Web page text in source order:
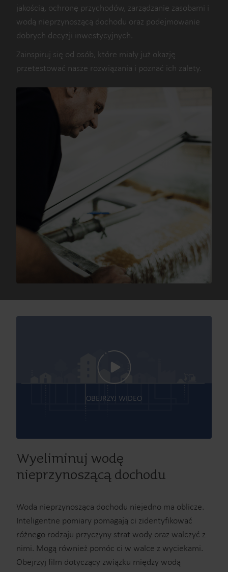
jakością, ochronę przychodów, zarządzanie zasobami i
wodą nieprzynoszącą dochodu oraz podejmowanie
dobrych decyzji inwestycyjnych.
Zainspiruj się od osób, które miały już okazję
przetestować nasze rozwiązania i poznać ich zalety.
OBEJRZYJ WIDEO
Wyeliminuj wodę
nieprzynoszącą dochodu
Woda nieprzynosząca dochodu niejedno ma oblicze.
Inteligentne pomiary pomagają ci zidentyfikować
różnego rodzaju przyczyny strat wody oraz walczyć z
nimi. Mogą również pomóc ci w walce z wyciekami.
Obejrzyj film dotyczący związku między wodą